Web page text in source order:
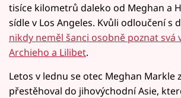
tisíce kilometrů daleko od Meghan a
sídle v Los Angeles. Kvůli odloučení s
nikdy neměl šanci osobně poznat svá
Archieho a Lilibet.
Letos v lednu se otec Meghan Markle
přestěhoval do jihovýchodní Asie,